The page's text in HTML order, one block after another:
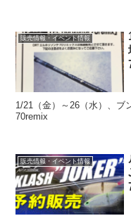
販売情報・イベント情報
1/21（金）～26（水）、ブ
70remix
販売情報・イベント情報